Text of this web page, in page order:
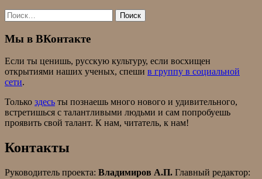
Найти:
Мы в ВКонтакте
Если ты ценишь, русскую культуру, если восхищен
открытиями наших ученых, спеши в группу в социальной
сети.
Только здесь ты познаешь много нового и удивительного,
встретишься с талантливыми людьми и сам попробуешь
проявить свой талант. К нам, читатель, к нам!
Контакты
Руководитель проекта: Владимиров А.П. Главный редактор: